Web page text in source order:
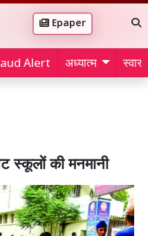
Epaper
Alert अध्यात्म
स्कूलों की मनमानी